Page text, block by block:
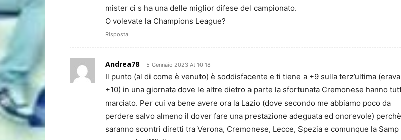
mister ci s ha una delle miglior difese del campionato.
O volevate la Champions League?
Risposta
Andrea78 5 Gennaio 2023 At 10:18
Il punto (al di come è venuto) è soddisfacente e ti tiene a +9 sulla terz’ultima
+10) in una giornata dove le altre dietro a parte la sfortunata Cremonese hanno
marciato. Per cui va bene avere ora la Lazio (dove secondo me abbiamo poco da
perdere salvo almeno il dover fare una prestazione adeguata ed onorevole)
saranno scontri diretti tra Verona, Cremonese, Lecce, Spezia e comunque la Samp